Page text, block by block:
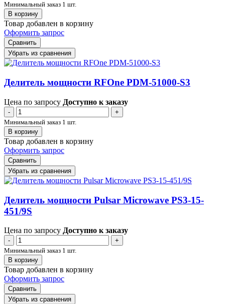
Минимальный заказ 1 шт.
В корзину
Товар добавлен в корзину
Оформить запрос
Сравнить
Убрать из сравнения
Делитель мощности RFOne PDM-51000-S3
Цена по запросу Доступно к заказу
-
+
Минимальный заказ 1 шт.
В корзину
Товар добавлен в корзину
Оформить запрос
Сравнить
Убрать из сравнения
Делитель мощности Pulsar Microwave PS3-15-
451/9S
Цена по запросу Доступно к заказу
-
+
Минимальный заказ 1 шт.
В корзину
Товар добавлен в корзину
Оформить запрос
Сравнить
Убрать из сравнения